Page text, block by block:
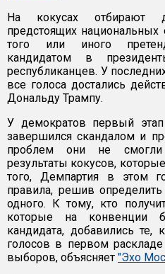
На кокусах отбирают
предстоящих национальных
того или иного
кандидатом в
республиканцев. У
все голоса достались
Дональду Трампу.
У демократов первый
завершился скандалом и
проблем они не смогли
результаты кокусов,
того, Демпартия в этом
правила, решив
одного. К тому, кто
которые на конвенции
кандидата, добавились те,
голосов в первом
выборов, объясняет "Эхо